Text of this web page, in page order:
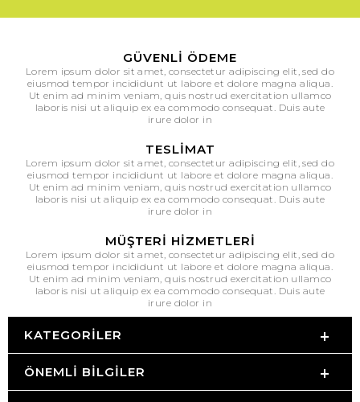
GÜVENLI ÖDEME
Lorem ipsum dolor sit amet, consectetur adipiscing elit, sed do
eiusmod tempor incididunt ut labore et dolore magna aliqua.
Ut enim ad minim veniam, quis nostrud exercitation ullamco
laboris nisi ut aliquip ex ea commodo consequat. Duis aute
irure dolor in
TESLIMAT
Lorem ipsum dolor sit amet, consectetur adipiscing elit, sed do
eiusmod tempor incididunt ut labore et dolore magna aliqua.
Ut enim ad minim veniam, quis nostrud exercitation ullamco
laboris nisi ut aliquip ex ea commodo consequat. Duis aute
irure dolor in
MÜŞTERI HIZMETLERI
Lorem ipsum dolor sit amet, consectetur adipiscing elit, sed do
eiusmod tempor incididunt ut labore et dolore magna aliqua.
Ut enim ad minim veniam, quis nostrud exercitation ullamco
laboris nisi ut aliquip ex ea commodo consequat. Duis aute
irure dolor in
KATEGORILER
ÖNEMLI BILGILER